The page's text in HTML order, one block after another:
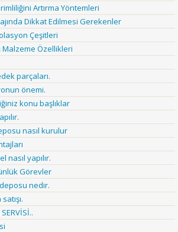
Artırma Yöntemleri
Dikkat Edilmesi Gerekenler
Çeşitleri
Özellikleri
parçaları.
önemi.
konu başlıklar
nasıl kurulur
nasıl yapılır.
Görevler
nedir.